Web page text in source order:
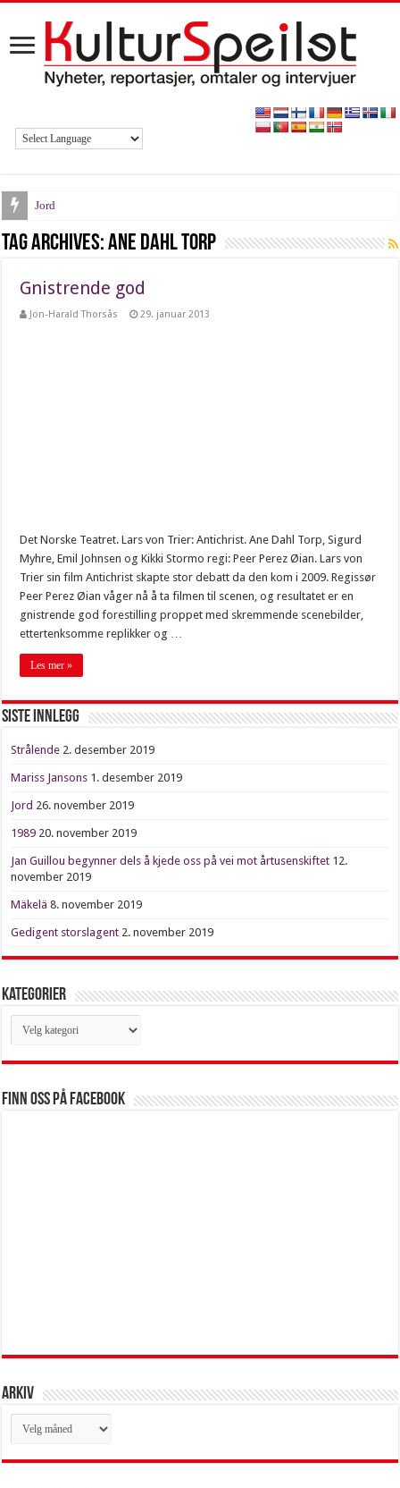
Jord
Gedigent storslagent
Haddy Njies dagbok
Lyden av Oslo
Fresende harmdirrende
Tag Archives:Ane Dahl Torp
Gnistrende god
Jon-Harald Thorsås 29. januar 2013
Det Norske Teatret. Lars von Trier: Antichrist. Ane Dahl Torp, Sigurd
Myhre, Emil Johnsen og Kikki Stormo regi: Peer Perez Øian. Lars von
Trier sin film Antichrist skapte stor debatt da den kom i 2009. Regissør
Peer Perez Øian våger nå å ta filmen til scenen, og resultatet er en
gnistrende god forestilling proppet med skremmende scenebilder,
ettertenksomme replikker og …
Les mer »
Siste innlegg
Strålende 2. desember 2019
Mariss Jansons 1. desember 2019
Jord 26. november 2019
1989 20. november 2019
Jan Guillou begynner dels å kjede oss på vei mot årtusenskiftet 12.
november 2019
Mäkelä 8. november 2019
Gedigent storslagent 2. november 2019
Kategorier
Kategorier
Finn oss på Facebook
Arkiv
Arkiv